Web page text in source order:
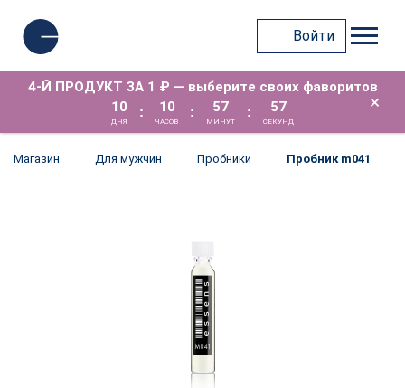
Войти
4-Й ПРОДУКТ ЗА 1 ₽ — выберите своих фаворитов
10
ДНЯ
: 10
ЧАСОВ
: 57
МИНУТ
: 57
СЕКУНД
×
Магазин Для мужчин Пробники Пробник m041